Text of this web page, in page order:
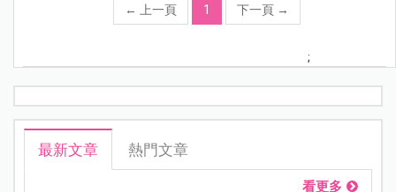
← 上一頁 1 下一頁 →
;
最新文章 熱門文章
看更多